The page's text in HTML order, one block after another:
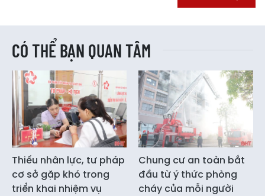
CÓ THỂ BẠN QUAN TÂM
Thiếu nhân lực, tư pháp
cơ sở gặp khó trong
triển khai nhiệm vụ
Chung cư an toàn bắt
đầu từ ý thức phòng
cháy của mỗi người